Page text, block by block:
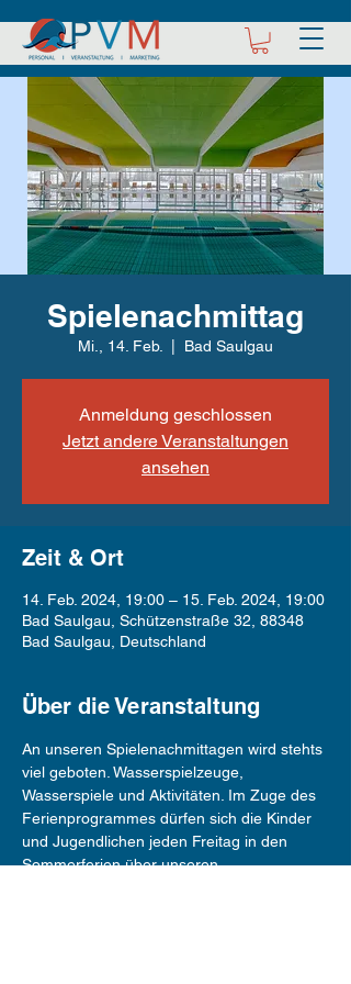
Spielenachmittag
Mi., 14. Feb.
  |
Bad Saulgau
Anmeldung geschlossen
Jetzt andere Veranstaltungen
ansehen
Zeit & Ort
14. Feb. 2024, 19:00 – 15. Feb. 2024, 19:00
Bad Saulgau, Schützenstraße 32, 88348
Bad Saulgau, Deutschland
Über die Veranstaltung
An unseren Spielenachmittagen wird stehts
viel geboten. Wasserspielzeuge,
Wasserspiele und Aktivitäten. Im Zuge des
Ferienprogrammes dürfen sich die Kinder
und Jugendlichen jeden Freitag in den
Sommerferien über unseren